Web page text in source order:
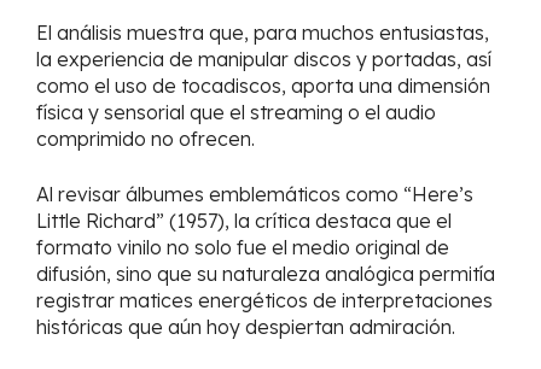
El análisis muestra que, para muchos entusiastas,
la experiencia de manipular discos y portadas, así
como el uso de tocadiscos, aporta una dimensión
física y sensorial que el streaming o el audio
comprimido no ofrecen.
Al revisar álbumes emblemáticos como “Here’s
Little Richard” (1957), la crítica destaca que el
formato vinilo no solo fue el medio original de
difusión, sino que su naturaleza analógica permitía
registrar matices energéticos de interpretaciones
históricas que aún hoy despiertan admiración.